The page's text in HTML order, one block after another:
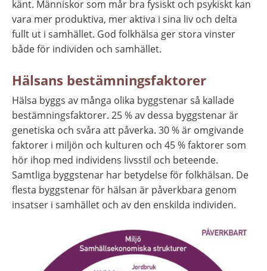
känt. Människor som mår bra fysiskt och psykiskt kan
vara mer produktiva, mer aktiva i sina liv och delta
fullt ut i samhället. God folkhälsa ger stora vinster
både för individen och samhället.
Hälsans bestämningsfaktorer
Hälsa byggs av många olika byggstenar så kallade
bestämningsfaktorer. 25 % av dessa byggstenar är
genetiska och svåra att påverka. 30 % är omgivande
faktorer i miljön och kulturen och 45 % faktorer som
hör ihop med individens livsstil och beteende.
Samtliga byggstenar har betydelse för folkhälsan. De
flesta byggstenar för hälsan är påverkbara genom
insatser i samhället och av den enskilda individen.